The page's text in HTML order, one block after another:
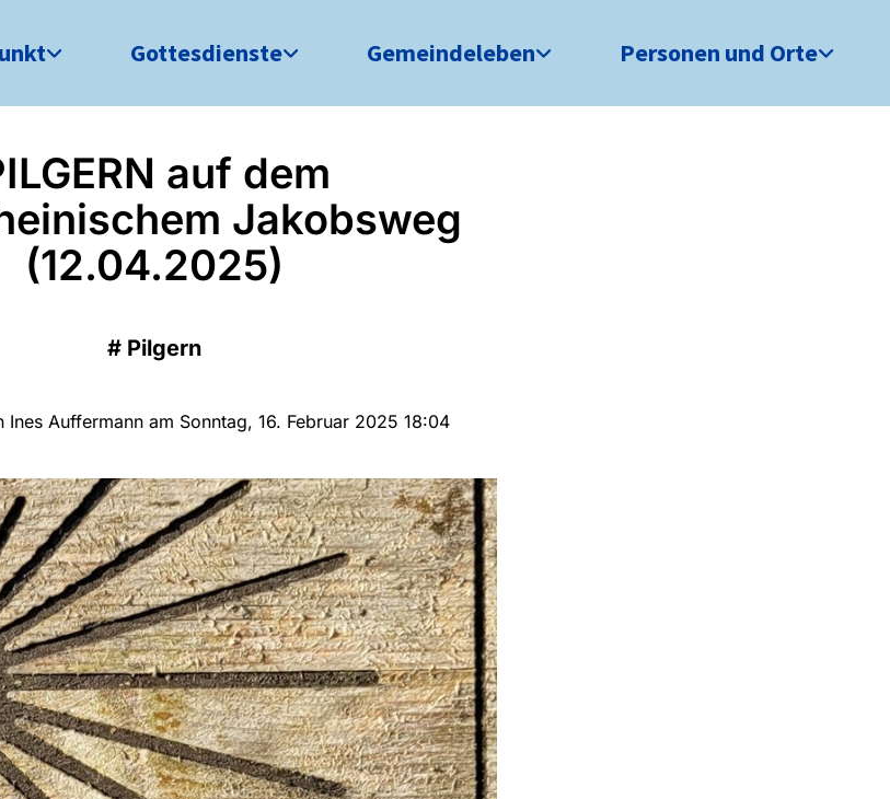
Gottesdienste Gemeindeleben Personen und Orte
auf dem
Jakobsweg
(12.04.2025)
# Pilgern
Auffermann am Sonntag, 16. Februar 2025 18:04